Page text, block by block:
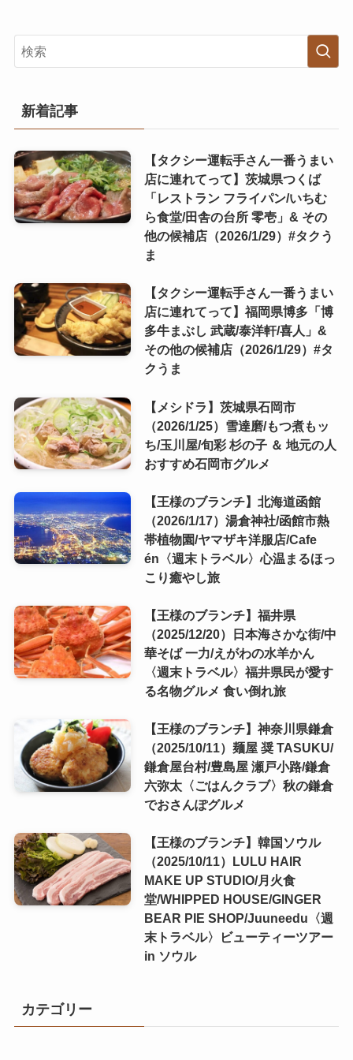
新着記事
【タクシー運転手さん一番うまい
店に連れてって】茨城県つくば
「レストラン フライパン/いちむ
ら食堂/田舎の台所 零壱」& その
他の候補店（2026/1/29）#タクう
ま
【タクシー運転手さん一番うまい
店に連れてって】福岡県博多「博
多牛まぶし 武蔵/泰洋軒/喜人」&
その他の候補店（2026/1/29）#タ
クうま
【メシドラ】茨城県石岡市
（2026/1/25）雪達磨/もつ煮もッ
ち/玉川屋/旬彩 杉の子 ＆ 地元の人
おすすめ石岡市グルメ
【王様のブランチ】北海道函館
（2026/1/17）湯倉神社/函館市熱
帯植物園/ヤマザキ洋服店/Cafe
én〈週末トラベル〉心温まるほっ
こり癒やし旅
【王様のブランチ】福井県
（2025/12/20）日本海さかな街/中
華そば 一力/えがわの水羊かん
〈週末トラベル〉福井県民が愛す
る名物グルメ 食い倒れ旅
【王様のブランチ】神奈川県鎌倉
（2025/10/11）麺屋 奨 TASUKU/
鎌倉屋台村/豊島屋 瀬戸小路/鎌倉
六弥太〈ごはんクラブ〉秋の鎌倉
でおさんぽグルメ
【王様のブランチ】韓国ソウル
（2025/10/11）LULU HAIR
MAKE UP STUDIO/月火食
堂/WHIPPED HOUSE/GINGER
BEAR PIE SHOP/Juuneedu〈週
末トラベル〉ビューティーツアー
in ソウル
カテゴリー